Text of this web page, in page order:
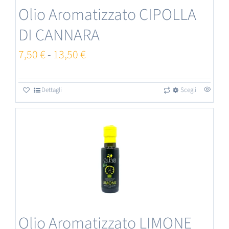
possono
essere
scelte
pagina
del
Olio Aromatizzato CIPOLLA
DI CANNARA
7,50€-13,50€Fascia
da
7,50 €
13,50 €
Scegli
Questo
prodotto
possono
Dettagli
Olio Aromatizzato LIMONE